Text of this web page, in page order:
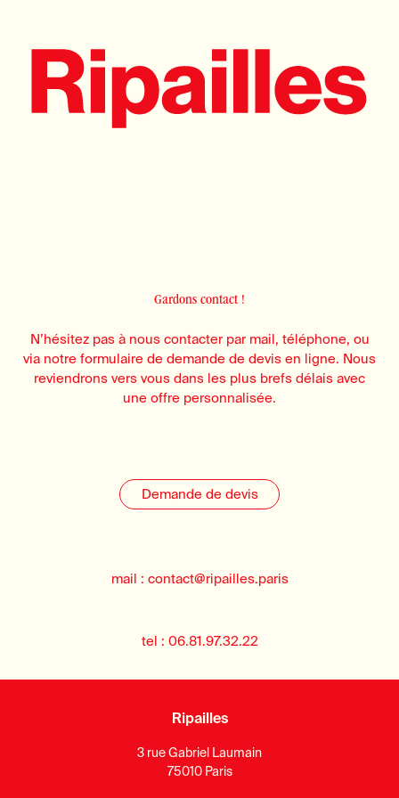
Gardons contact !
N’hésitez pas à nous contacter par mail, téléphone, ou
via notre formulaire de demande de devis en ligne. Nous
reviendrons vers vous dans les plus brefs délais avec
une offre personnalisée.
mail : contact@ripailles.paris
Demande de devis
tel : 06.81.97.32.22
Ripailles
3 rue Gabriel Laumain
75010 Paris